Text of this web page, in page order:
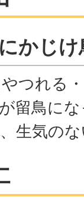
かじけ
つれる
留鳥に
生気の